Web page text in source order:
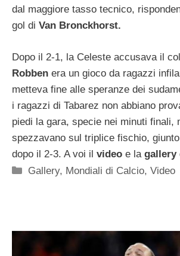
dal maggiore tasso tecnico,
gol di Van Bronckhorst.
Dopo il 2-1, la Celeste accusava il
Robben era un gioco da ragazzi
metteva fine alle speranze dei
i ragazzi di Tabarez non abbiano
piedi la gara, specie nei minuti finali,
spezzavano sul triplice fischio,
dopo il 2-3. A voi il video e la gallery
Categorie
Gallery, Mondiali di Calcio,Video